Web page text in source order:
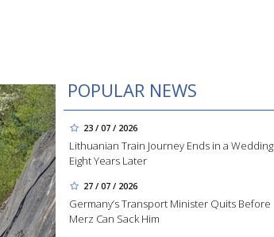
POPULAR NEWS
23 / 07 / 2026
Lithuanian Train Journey Ends in a Wedding
Eight Years Later
27 / 07 / 2026
Germany’s Transport Minister Quits Before
Merz Can Sack Him